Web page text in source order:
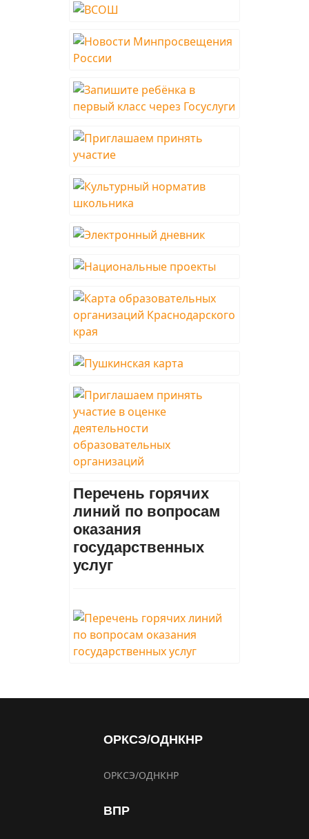
Перечень горячих
линий по вопросам
оказания
государственных
услуг
ОРКСЭ/ОДНКНР
ОРКСЭ/ОДНКНР
ВПР